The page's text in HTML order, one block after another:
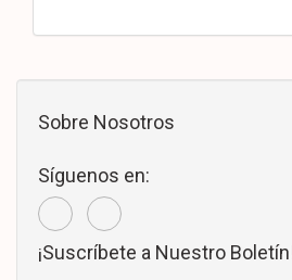
Sobre Nosotros
Síguenos en:
¡Suscríbete a Nuestro